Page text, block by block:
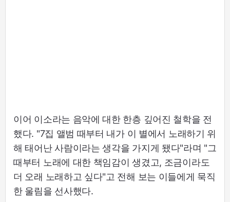
이어 이소라는 음악에 대한 한층 깊어진 철학을 전
했다. "7집 앨범 때부터 내가 이 별에서 노래하기 위
해 태어난 사람이라는 생각을 가지게 됐다"라며 "그
때부터 노래에 대한 책임감이 생겼고, 조금이라도
더 오래 노래하고 싶다"고 전해 보는 이들에게 묵직
한 울림을 선사했다.